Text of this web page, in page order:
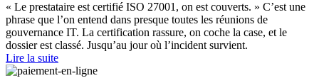
« Le prestataire est certifié ISO 27001, on est couverts. » C’est une
phrase que l’on entend dans presque toutes les réunions de
gouvernance IT. La certification rassure, on coche la case, et le
dossier est classé. Jusqu’au jour où l’incident survient.
Lire la suite